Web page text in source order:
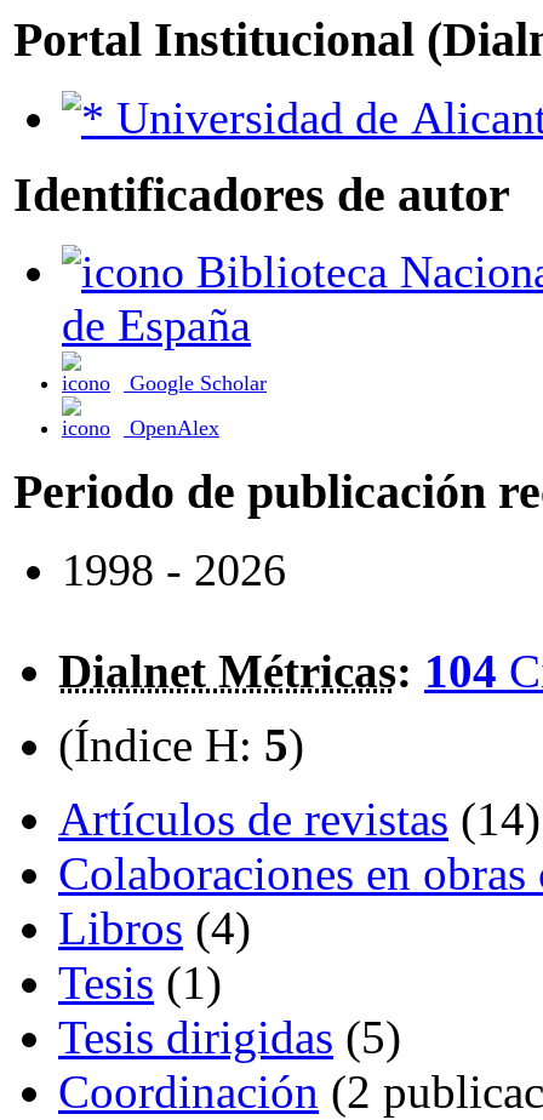
Portal Institucional
Universidad de
Identificadores de autor
de España
Google Scholar
OpenAlex
Periodo de publicación
1998 - 2026
Dialnet Métricas: 104
(Índice H: 5)
Artículos de revistas (14)
Colaboraciones en
Libros (4)
Tesis (1)
Tesis dirigidas (5)
Coordinación (2